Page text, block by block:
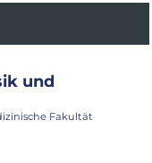
und
Fakultät